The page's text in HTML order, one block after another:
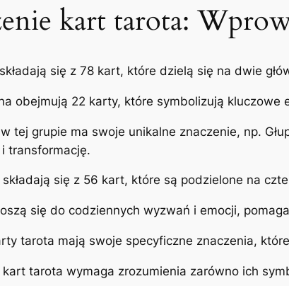
kart tarota:
się z 78 kart, które dzielą się na dwie
obejmują 22 karty, które symbolizują
tej grupie ma swoje unikalne znaczenie, np.
transformację.
składają się z 56 kart, które są podzielone na
się do codziennych wyzwań i emocji,
tarota mają swoje specyficzne znaczenia,
tarota wymaga zrozumienia zarówno ich